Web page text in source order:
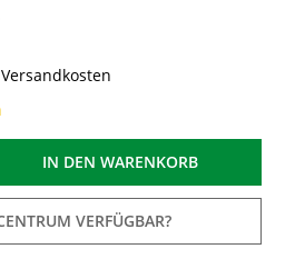
Versandkosten
IN DEN WARENKORB
VERFÜGBAR?